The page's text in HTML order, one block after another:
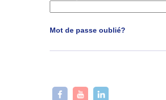
Mot de passe oublié?